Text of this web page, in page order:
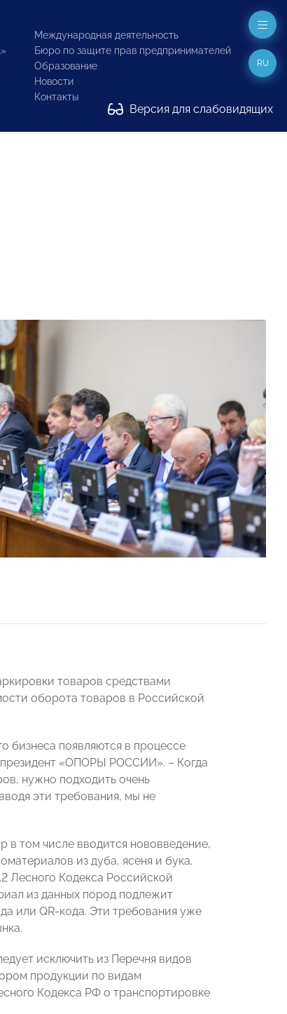
Международная деятельность
Бюро по защите прав предпринимателей
Образование
Новости
Контакты
Версия для слабовидящих
RU
товаров средствами
оборота товаров в Российской
бизнеса появляются в процессе
президент «ОПОРЫ РОССИИ». – Когда
нужно подходить очень
эти требования, мы не
том числе вводится нововведение,
из дуба, ясеня и бука,
Лесного Кодекса Российской
из данных пород подлежит
или QR-кода. Эти требования уже
исключить из Перечня видов
продукции по видам
Кодекса РФ о транспортировке